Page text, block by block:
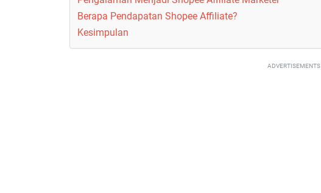
Berapa Pendapatan Shopee Affiliate?
Kesimpulan
ADVERTISEMENTS